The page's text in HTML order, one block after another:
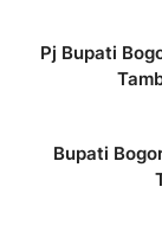
Pj Bupati
Bupati